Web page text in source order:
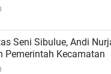
Seni Sibulue, Andi
Pemerintah Kecamatan